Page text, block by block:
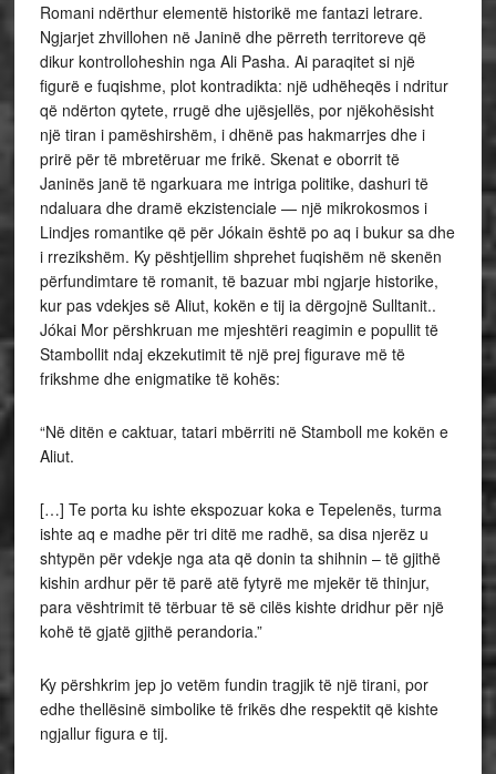
Romani ndërthur elementë historikë me fantazi letrare.
Ngjarjet zhvillohen në Janinë dhe përreth territoreve që
dikur kontrolloheshin nga Ali Pasha. Ai paraqitet si një
figurë e fuqishme, plot kontradikta: një udhëheqës i ndritur
që ndërton qytete, rrugë dhe ujësjellës, por njëkohësisht
një tiran i pamëshirshëm, i dhënë pas hakmarrjes dhe i
prirë për të mbretëruar me frikë. Skenat e oborrit të
Janinës janë të ngarkuara me intriga politike, dashuri të
ndaluara dhe dramë ekzistenciale — një mikrokosmos i
Lindjes romantike që për Jókain është po aq i bukur sa dhe
i rrezikshëm. Ky pështjellim shprehet fuqishëm në skenën
përfundimtare të romanit, të bazuar mbi ngjarje historike,
kur pas vdekjes së Aliut, kokën e tij ia dërgojnë Sulltanit..
Jókai Mor përshkruan me mjeshtëri reagimin e popullit të
Stambollit ndaj ekzekutimit të një prej figurave më të
frikshme dhe enigmatike të kohës:
“Në ditën e caktuar, tatari mbërriti në Stamboll me kokën e
Aliut.
[…] Te porta ku ishte ekspozuar koka e Tepelenës, turma
ishte aq e madhe për tri ditë me radhë, sa disa njerëz u
shtypën për vdekje nga ata që donin ta shihnin – të gjithë
kishin ardhur për të parë atë fytyrë me mjekër të thinjur,
para vështrimit të tërbuar të së cilës kishte dridhur për një
kohë të gjatë gjithë perandoria.”
Ky përshkrim jep jo vetëm fundin tragjik të një tirani, por
edhe thellësinë simbolike të frikës dhe respektit që kishte
ngjallur figura e tij.